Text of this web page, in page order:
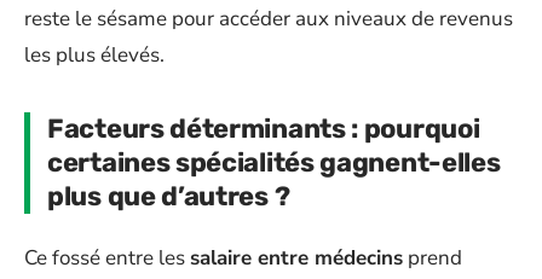
reste le sésame pour accéder aux niveaux de revenus
les plus élevés.
Facteurs déterminants : pourquoi
certaines spécialités gagnent-elles
plus que d’autres ?
Ce fossé entre les salaire entre médecins prend